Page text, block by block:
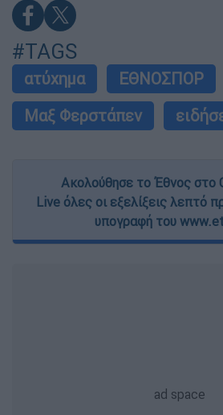
#TAGS
ατύχημα ΕΘΝΟΣΠΟΡ
Μαξ Φερστάπεν
Ακολούθησε το Έθνος στο
Live όλες οι εξελίξεις λεπτό
υπογραφή του